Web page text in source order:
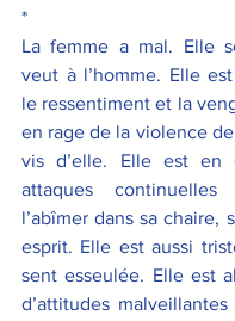
*
La femme a mal. Elle
veut à l’homme. Elle est
le ressentiment et la
en rage de la violence de
vis d’elle. Elle est en
attaques
l’abîmer dans sa chaire,
esprit. Elle est aussi
sent esseulée. Elle est
d’attitudes